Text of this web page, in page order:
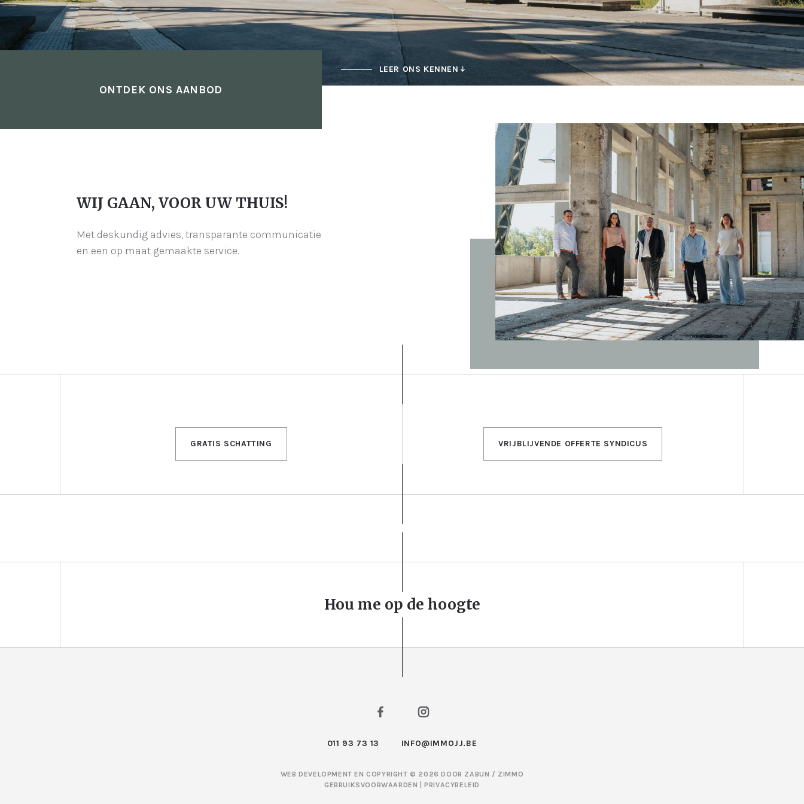
ONTDEK ONS AANBOD
LEER ONS KENNEN
WIJ GAAN, VOOR UW THUIS!
Met deskundig advies, transparante communicatie
en een op maat gemaakte service.
GRATIS SCHATTING VRIJBLIJVENDE OFFERTE SYNDICUS
Hou me op de hoogte
011 93 73 13 INFO@IMMOJJ.BE
WEB DEVELOPMENT EN COPYRIGHT © 2026 DOOR ZABUN / ZIMMO
GEBRUIKSVOORWAARDEN
|PRIVACYBELEID